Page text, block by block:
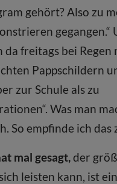
gehört? Also zu
gegangen.“
da freitags bei Regen
Pappschildern
zur Schule als zu
Was man
So empfinde ich das
mal gesagt,der
leisten kann, ist